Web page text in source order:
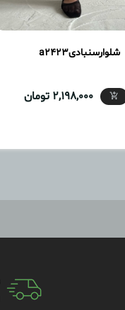
شلوارسنبادیa2423
2,198,000 تومان